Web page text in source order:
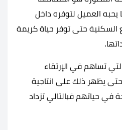
يحبه العميل لتوفره داخل
السكنية حتى توفر حياة كريمة
تساهم في الإرتقاء
حتى يظهر ذلك على انتاجية
في حياتهم فبالتالي تزداد